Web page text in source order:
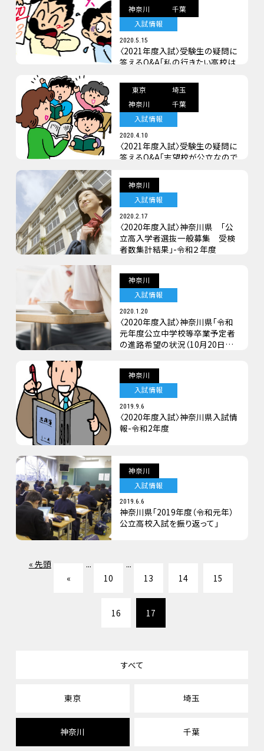
神奈川
千葉
入試情報
2020.5.15
〈2021年度入試〉受験生の疑問に
答えるQ&A「私の行きたい高校は
たいです」ほか
東京
埼玉
神奈川
千葉
入試情報
2020.4.10
〈2021年度入試〉受験生の疑問に
答えるQ&A「志望校が公立なので
ず不安です」ほか
神奈川
入試情報
2020.2.17
〈2020年度入試〉神奈川県 「公
立高入学者選抜一般募集 受検
者数集計結果」-令和２年度
神奈川
入試情報
2020.1.20
〈2020年度入試〉神奈川県「令和
元年度公立中学校等卒業予定者
の進路希望の状況（10月20日現
神奈川
入試情報
2019.9.6
〈2020年度入試〉神奈川県入試情
報-令和2年度
神奈川
入試情報
2019.6.6
神奈川県「2019年度（令和元年）
公立高校入試を振り返って」
« 先頭
«
...
10
...
13
14 15
16 17
すべて
東京 埼玉
神奈川 千葉